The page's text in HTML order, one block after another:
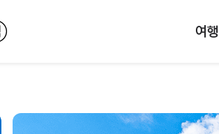
여행